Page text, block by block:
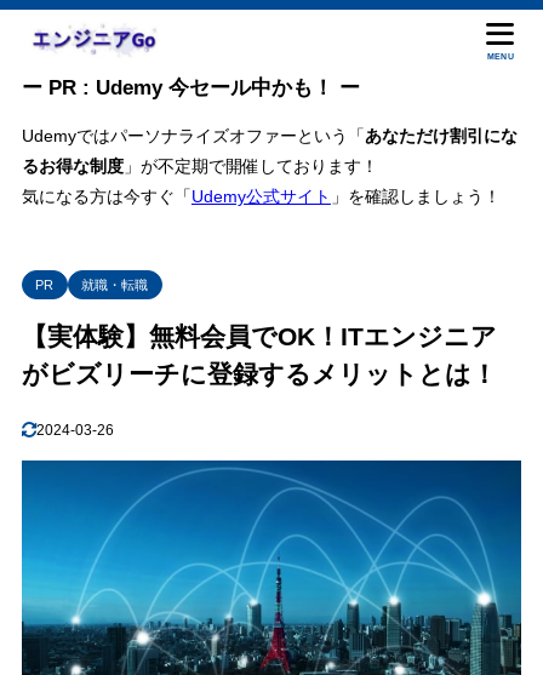
MENU
ー PR : Udemy 今セール中かも！ ー
Udemyではパーソナライズオファーという「あなただけ割引にな
るお得な制度」が不定期で開催しております！
気になる方は今すぐ「Udemy公式サイト 」を確認しましょう！
PR 就職・転職
【実体験】無料会員でOK！ITエンジニア
がビズリーチに登録するメリットとは！
2024-03-26